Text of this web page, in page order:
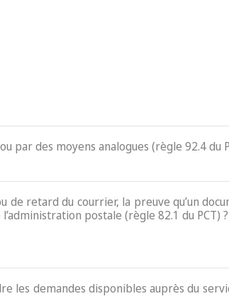
par des moyens analogues (règle 92.4 du
retard du courrier, la preuve qu’un
postale (règle 82.1 du PCT) ?
les demandes disponibles auprès du